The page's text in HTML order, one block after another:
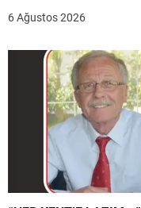
6 Ağustos 2026